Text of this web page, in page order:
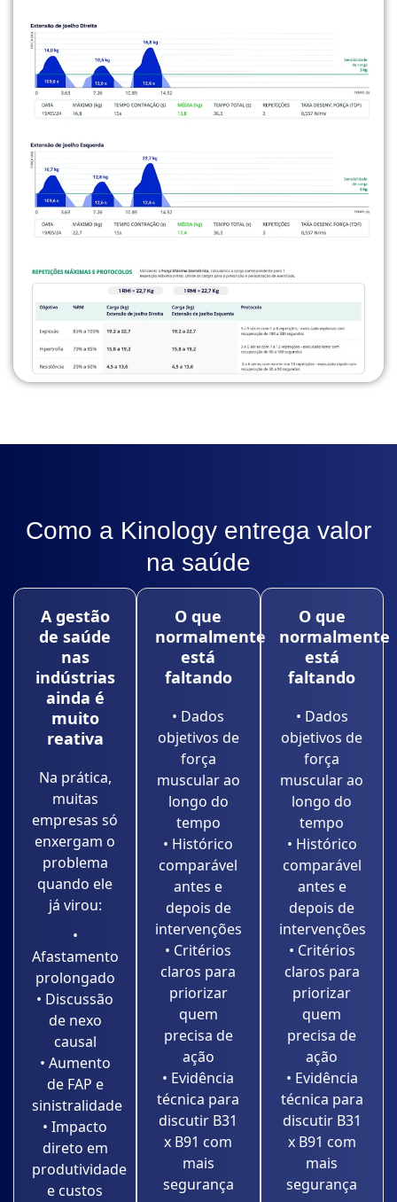
Como a Kinology entrega valor
na saúde
A gestão
de saúde
nas
indústrias
ainda é
muito
reativa
Na prática,
muitas
empresas só
enxergam o
problema
quando ele
já virou:
•
Afastamento
prolongado
• Discussão
de nexo
causal
• Aumento
de FAP e
sinistralidade
• Impacto
direto em
produtividade
e custos
O que
normalmente
está
faltando
• Dados
objetivos de
força
muscular ao
longo do
tempo
• Histórico
comparável
antes e
depois de
intervenções
• Critérios
claros para
priorizar
quem
precisa de
ação
• Evidência
técnica para
discutir B31
x B91 com
mais
segurança
O que
normalmente
está
faltando
• Dados
objetivos de
força
muscular ao
longo do
tempo
• Histórico
comparável
antes e
depois de
intervenções
• Critérios
claros para
priorizar
quem
precisa de
ação
• Evidência
técnica para
discutir B31
x B91 com
mais
segurança